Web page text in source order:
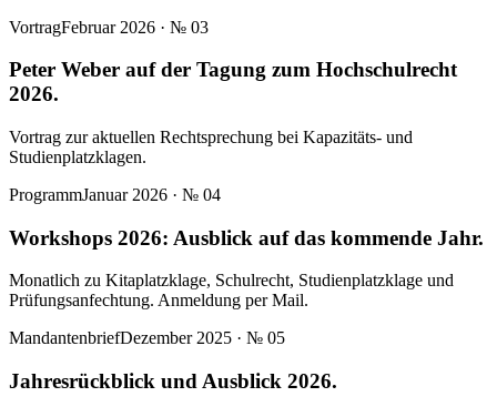
VortragFebruar 2026 · № 03
Peter Weber auf der Tagung zum Hochschulrecht
2026.
Vortrag zur aktuellen Rechtsprechung bei Kapazitäts- und
Studienplatzklagen.
ProgrammJanuar 2026 · № 04
Workshops 2026: Ausblick auf das kommende Jahr.
Monatlich zu Kitaplatzklage, Schulrecht, Studienplatzklage und
Prüfungsanfechtung. Anmeldung per Mail.
MandantenbriefDezember 2025 · № 05
Jahresrückblick und Ausblick 2026.